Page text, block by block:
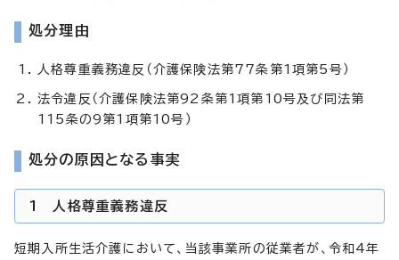
処分理由
人格尊重義務違反（介護保険法第77条第1項第5号）
法令違反（介護保険法第92条第1項第10号及び同法第
115条の9第1項第10号）
処分の原因となる事実
1 人格尊重義務違反
短期入所生活介護において、当該事業所の従業者が、令和4年